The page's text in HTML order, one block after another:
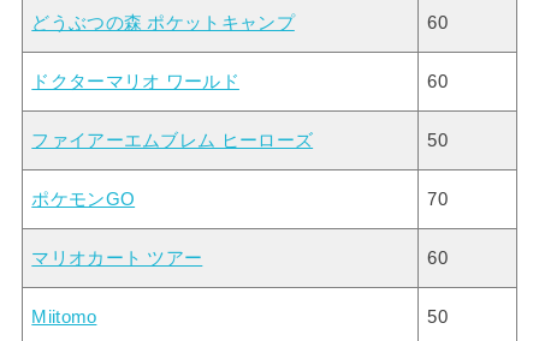
どうぶつの森 ポケットキャンプ 60
ドクターマリオ ワールド 60
ファイアーエムブレム ヒーローズ 50
ポケモンGO 70
マリオカート ツアー 60
Miitomo 50